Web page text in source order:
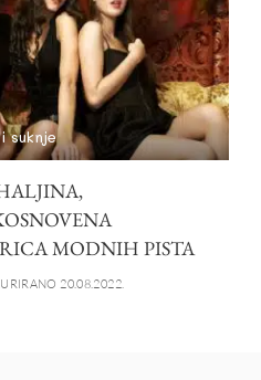
suknje
MODNIH PISTA
20.08.2022.